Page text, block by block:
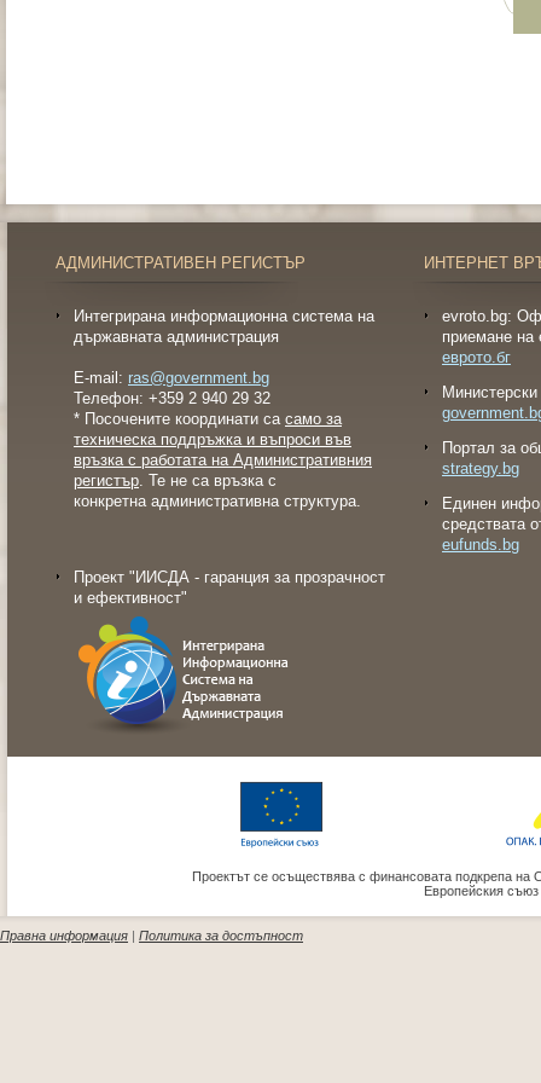
АДМИНИСТРАТИВЕН РЕГИСТЪР
Интегрирана информационна система на
държавната администрация
E-mail: ras@government.bg
Телефон: +359 2 940 29 32
* Посочените координати са само за
техническа поддръжка и въпроси във
връзка с работата на Административния
регистър. Те не са връзка с
конкретна административна структура.
Проект "ИИСДА - гаранция за прозрачност
и ефективност"
ИНТЕРНЕТ
evroto.bg:
приемане на
еврото.бг
Портал за
strategy.bg
Eдинен
средствата
eufunds.bg
Проектът се осъществява с финансовата подкрепа на
Европейския
Правна информация Политика за достъпност